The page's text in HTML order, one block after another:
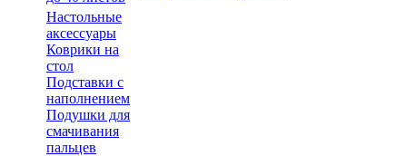
Настольные
аксессуары
Коврики на
стол
Подставки с
наполнением
Подушки для
смачивания
пальцев